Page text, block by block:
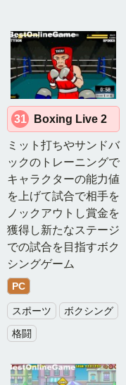
31 Boxing Live 2
ミット打ちやサンドバ
ックのトレーニングで
キャラクターの能力値
を上げて試合で相手を
ノックアウトし賞金を
獲得し新たなステージ
での試合を目指すボク
シングゲーム
PC
スポーツ
ボクシング
格闘